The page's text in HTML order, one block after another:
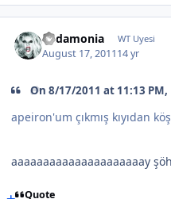
Eudamonia WT Uyesi
August 17, 201114 yr
On 8/17/2011 at 11:13 PM,
apeiron'um çıkmış kıyıdan
aaaaaaaaaaaaaaaaaaaaay
Quote